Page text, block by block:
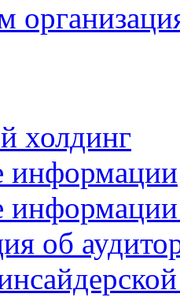
холдинг
информации
об